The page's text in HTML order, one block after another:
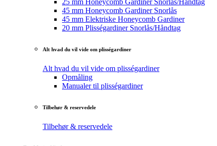
25 mm Honeycomb Gardiner Snorlås/Håndtag
45 mm Honeycomb Gardiner Snorlås
45 mm Elektriske Honeycomb Gardiner
20 mm Plisségardiner Snorlås/Håndtag
Alt hvad du vil vide om plisségardiner
Alt hvad du vil vide om plisségardiner
Opmåling
Manualer til plisségardiner
Tilbehør & reservedele
Tilbehør & reservedele